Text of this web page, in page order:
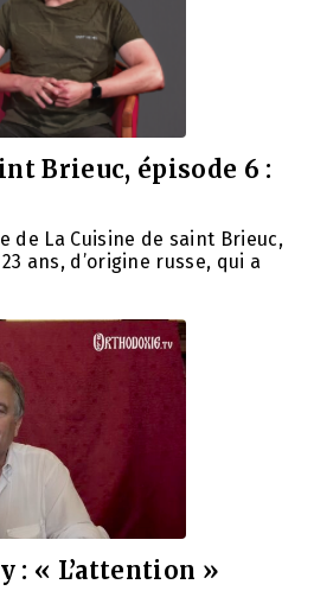
Brieuc, épisode 6 :
de La Cuisine de saint Brieuc,
ans, d’origine russe, qui a
: « L’attention »